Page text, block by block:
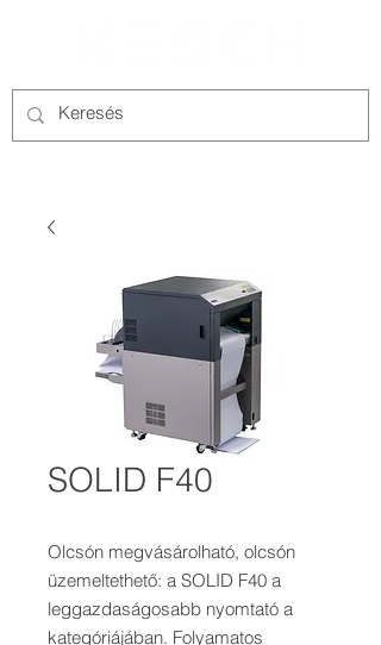
SOLID F40
Olcsón megvásárolható, olcsón
üzemeltethető: a SOLID F40 a
leggazdaságosabb nyomtató a
kategóriájában. Folyamatos